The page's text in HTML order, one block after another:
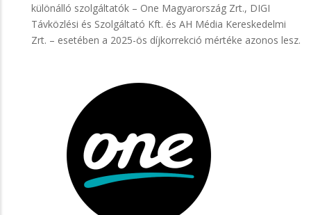
különálló szolgáltatók – One Magyarország Zrt., DIGI
Távközlési és Szolgáltató Kft. és AH Média Kereskedelmi
Zrt. – esetében a 2025-ös díjkorrekció mértéke azonos lesz.